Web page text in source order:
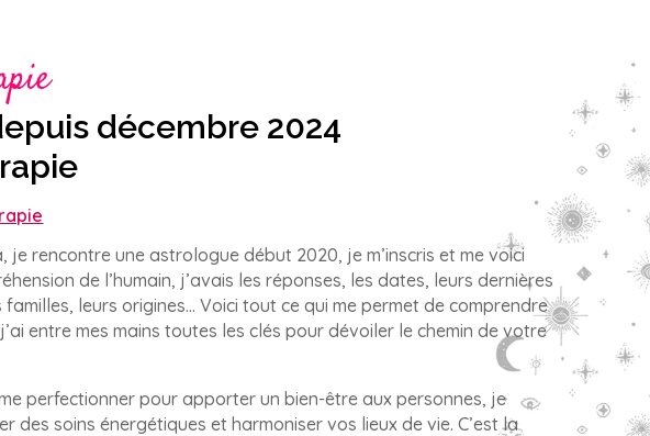
décembre 2024
je rencontre une astrologue début 2020, je m’inscris et me voici
de l’humain, j’avais les réponses, les dates, leurs dernières
familles, leurs origines… Voici tout ce qui me permet de comprendre
j’ai entre mes mains toutes les clés pour dévoiler le chemin de votre
perfectionner pour apporter un bien-être aux personnes, je
des soins énergétiques et harmoniser vos lieux de vie. C’est la